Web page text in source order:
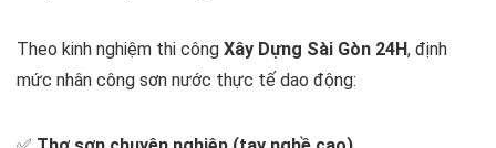
Theo kinh nghiệm thi công Xây Dựng Sài Gòn 24H, định
mức nhân công sơn nước thực tế dao động: